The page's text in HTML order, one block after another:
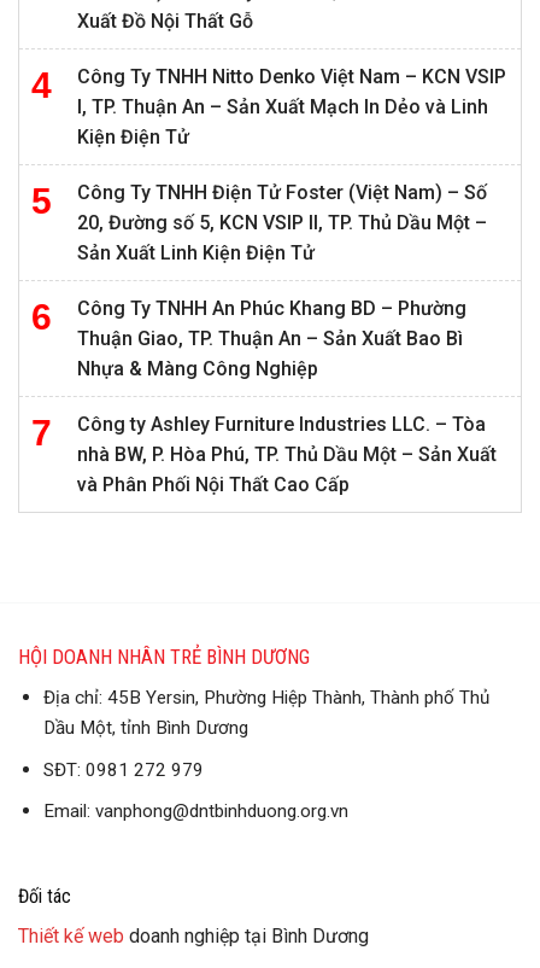
Xuất Đồ Nội Thất Gỗ
Công Ty TNHH Nitto Denko Việt Nam – KCN VSIP
I, TP. Thuận An – Sản Xuất Mạch In Dẻo và Linh
Kiện Điện Tử
Công Ty TNHH Điện Tử Foster (Việt Nam) – Số
20, Đường số 5, KCN VSIP II, TP. Thủ Dầu Một –
Sản Xuất Linh Kiện Điện Tử
Công Ty TNHH An Phúc Khang BD – Phường
Thuận Giao, TP. Thuận An – Sản Xuất Bao Bì
Nhựa & Màng Công Nghiệp
Công ty Ashley Furniture Industries LLC. – Tòa
nhà BW, P. Hòa Phú, TP. Thủ Dầu Một – Sản Xuất
và Phân Phối Nội Thất Cao Cấp
HỘI DOANH NHÂN TRẺ BÌNH DƯƠNG
Địa chỉ: 45B Yersin, Phường Hiệp Thành, Thành phố Thủ
Dầu Một, tỉnh Bình Dương
SĐT: 0981 272 979
Email: vanphong@dntbinhduong.org.vn
Đối tác
Thiết kế web doanh nghiệp tại Bình Dương